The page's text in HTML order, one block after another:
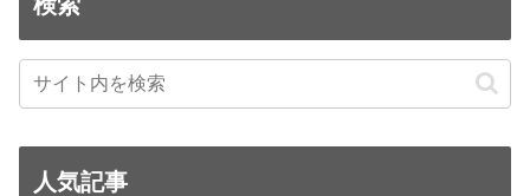
人気記事